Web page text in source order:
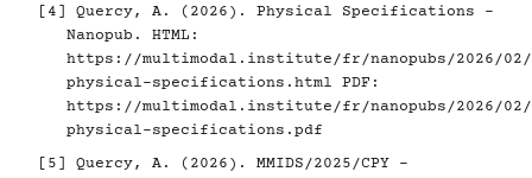
[4]
Quercy, A. (2026). Physical Specifications -
Nanopub. HTML:
https://multimodal.institute/fr/nanopubs/2026/02/
physical-specifications.html PDF:
https://multimodal.institute/fr/nanopubs/2026/02/
physical-specifications.pdf
[5]
Quercy, A. (2026). MMIDS/2025/CPY -